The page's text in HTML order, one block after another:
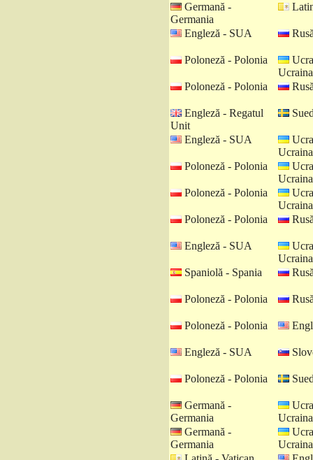
Germană -
Germania
Engleză - SUA
Poloneză - Polonia
Ucraina
Poloneză - Polonia
Engleză - Regatul
Unit
Engleză - SUA
Ucraina
Poloneză - Polonia
Ucraina
Poloneză - Polonia
Ucraina
Poloneză - Polonia
Engleză - SUA
Ucraina
Spaniolă - Spania
Poloneză - Polonia
Poloneză - Polonia
Engleză - SUA
Poloneză - Polonia
Germană -
Germania
Ucraina
Germană -
Germania
Ucraina